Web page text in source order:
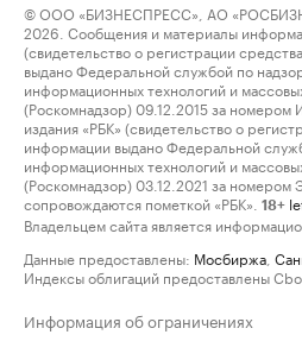
© ООО «БИЗНЕСПРЕСС», АО
2026. Сообщения и материалы
(свидетельство о регистрации
выдано Федеральной службой по
информационных технологий и
(Роскомнадзор) 09.12.2015 за
издания «РБК» (свидетельство о
информации выдано Федеральной
информационных технологий и
(Роскомнадзор) 03.12.2021 за
сопровождаются пометкой «РБК».
18+
Владельцем сайта является
Данные предоставлены: Мосбиржа
Индексы облигаций предоставлены
Информация об ограничениях